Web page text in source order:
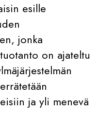
esille
jonka
on ajateltu
ja yli menevä